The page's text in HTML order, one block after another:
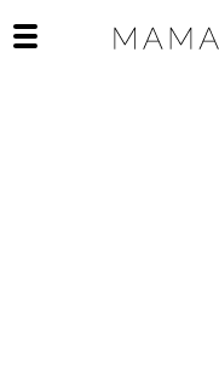
Open het mobiele